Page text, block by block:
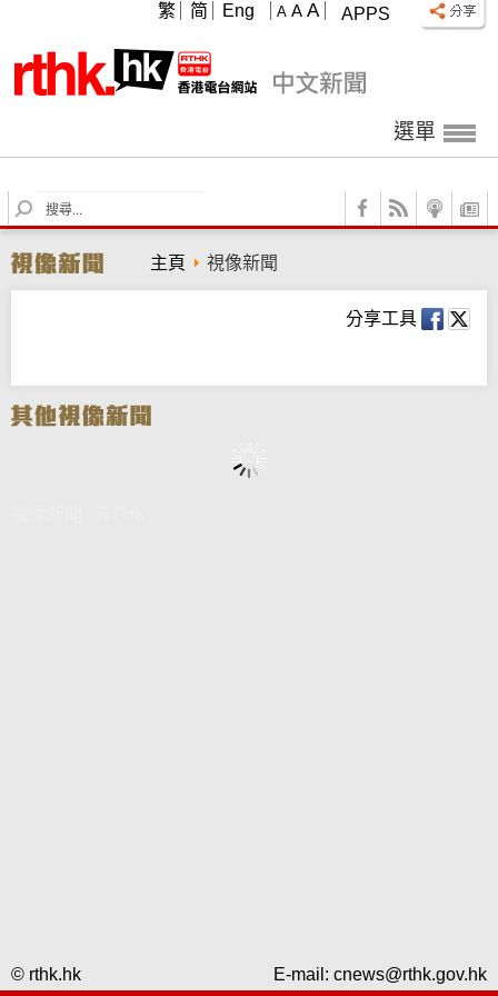
APPS
A A A
繁 简 Eng
選單
S
e
r
c
主頁 視像新聞
分享工具
© rthk.hk E-mail: cnews@rthk.gov.hk